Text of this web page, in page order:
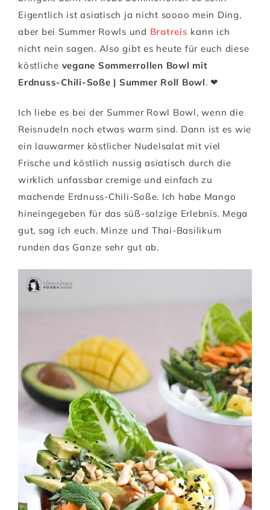
Eigentlich ist asiatisch ja nicht soooo mein Ding,
aber bei Summer Rowls und Bratreis kann ich
nicht nein sagen. Also gibt es heute für euch diese
köstliche vegane Sommerrollen Bowl mit
Erdnuss-Chili-Soße | Summer Roll Bowl. ❤
Ich liebe es bei der Summer Rowl Bowl, wenn die
Reisnudeln noch etwas warm sind. Dann ist es wie
ein lauwarmer köstlicher Nudelsalat mit viel
Frische und köstlich nussig asiatisch durch die
wirklich unfassbar cremige und einfach zu
machende Erdnuss-Chili-Soße. Ich habe Mango
hineingegeben für das süß-salzige Erlebnis. Mega
gut, sag ich euch. Minze und Thai-Basilikum
runden das Ganze sehr gut ab.